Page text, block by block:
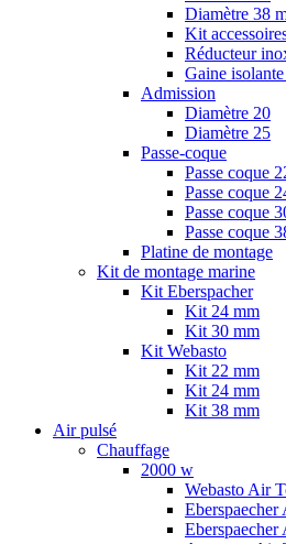
Diamètre 38
Kit
Réducteur
Gaine
Admission
Diamètre 20
Diamètre 25
Passe-coque
Passe coque
Passe coque
Passe coque
Passe coque
Platine de montage
Kit de montage marine
Kit Eberspacher
Kit 24 mm
Kit 30 mm
Kit Webasto
Kit 22 mm
Kit 24 mm
Kit 38 mm
Air pulsé
Chauffage
2000 w
Webasto Air